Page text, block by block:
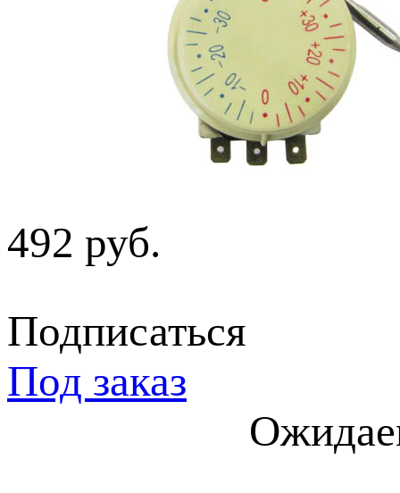
492 руб.
Подписаться
Под заказ